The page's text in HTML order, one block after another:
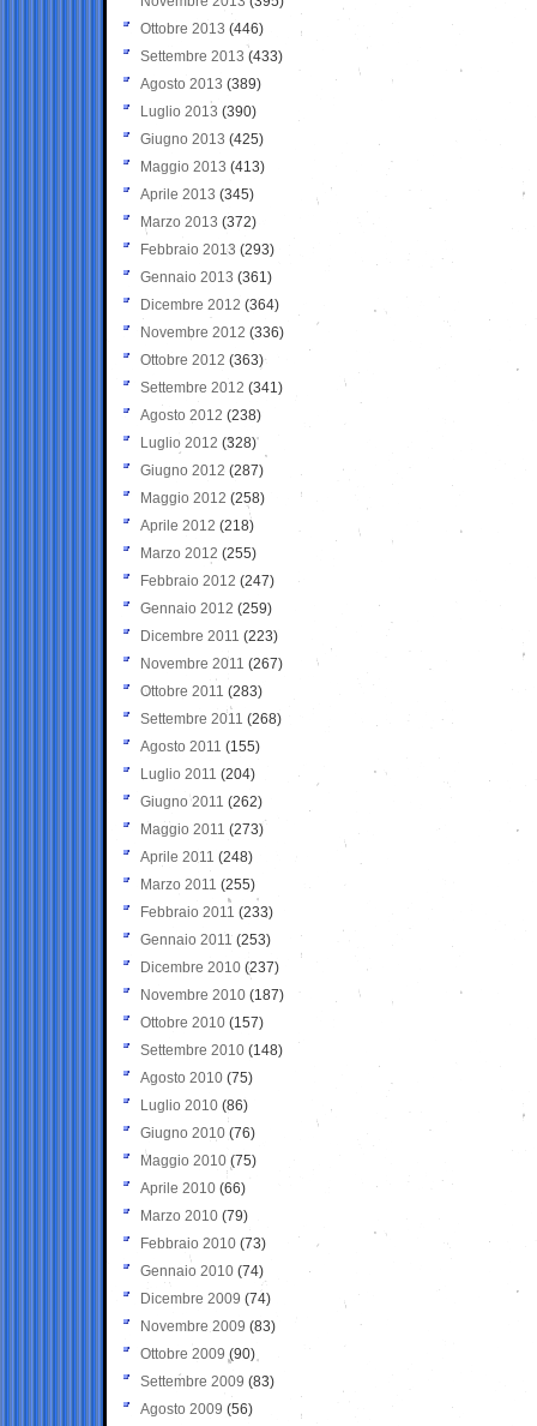
Ottobre 2013 (446)
Settembre 2013 (433)
Agosto 2013 (389)
Luglio 2013 (390)
Giugno 2013 (425)
Maggio 2013 (413)
Aprile 2013 (345)
Marzo 2013 (372)
Febbraio 2013 (293)
Gennaio 2013 (361)
Dicembre 2012 (364)
Novembre 2012 (336)
Ottobre 2012 (363)
Settembre 2012 (341)
Agosto 2012 (238)
Luglio 2012 (328)
Giugno 2012 (287)
Maggio 2012 (258)
Aprile 2012 (218)
Marzo 2012 (255)
Febbraio 2012 (247)
Gennaio 2012 (259)
Dicembre 2011 (223)
Novembre 2011 (267)
Ottobre 2011 (283)
Settembre 2011 (268)
Agosto 2011 (155)
Luglio 2011 (204)
Giugno 2011 (262)
Maggio 2011 (273)
Aprile 2011 (248)
Marzo 2011 (255)
Febbraio 2011 (233)
Gennaio 2011 (253)
Dicembre 2010 (237)
Novembre 2010 (187)
Ottobre 2010 (157)
Settembre 2010 (148)
Agosto 2010 (75)
Luglio 2010 (86)
Giugno 2010 (76)
Maggio 2010 (75)
Aprile 2010 (66)
Marzo 2010 (79)
Febbraio 2010 (73)
Gennaio 2010 (74)
Dicembre 2009 (74)
Novembre 2009 (83)
Ottobre 2009 (90)
Settembre 2009 (83)
Agosto 2009 (56)